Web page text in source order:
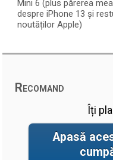
Mini 6 (plus părerea mea
despre iPhone 13 și
noutăților Apple)
Recomand
Îți
Apasă